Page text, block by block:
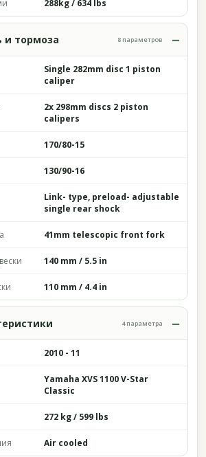
288kg / 634 lbs
и тормоза 8 параметров
Single 282mm disc 1 piston
caliper
2x 298mm discs 2 piston
calipers
170/80-15
130/90-16
Link- type, preload- adjustable
single rear shock
41mm telescopic front fork
140 mm / 5.5 in
110 mm / 4.4 in
4 параметра
2010 - 11
Yamaha XVS 1100 V-Star
Classic
272 kg / 599 lbs
Air cooled